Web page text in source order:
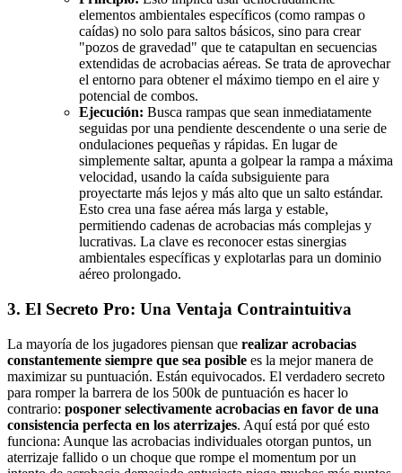
elementos ambientales específicos (como rampas o
caídas) no solo para saltos básicos, sino para crear
"pozos de gravedad" que te catapultan en secuencias
extendidas de acrobacias aéreas. Se trata de aprovechar
el entorno para obtener el máximo tiempo en el aire y
potencial de combos.
Ejecución: Busca rampas que sean inmediatamente
seguidas por una pendiente descendente o una serie de
ondulaciones pequeñas y rápidas. En lugar de
simplemente saltar, apunta a golpear la rampa a máxima
velocidad, usando la caída subsiguiente para
proyectarte más lejos y más alto que un salto estándar.
Esto crea una fase aérea más larga y estable,
permitiendo cadenas de acrobacias más complejas y
lucrativas. La clave es reconocer estas sinergias
ambientales específicas y explotarlas para un dominio
aéreo prolongado.
3. El Secreto Pro: Una Ventaja Contraintuitiva
La mayoría de los jugadores piensan que realizar acrobacias
constantemente siempre que sea posible es la mejor manera de
maximizar su puntuación. Están equivocados. El verdadero secreto
para romper la barrera de los 500k de puntuación es hacer lo
contrario: posponer selectivamente acrobacias en favor de una
consistencia perfecta en los aterrizajes. Aquí está por qué esto
funciona: Aunque las acrobacias individuales otorgan puntos, un
aterrizaje fallido o un choque que rompe el momentum por un